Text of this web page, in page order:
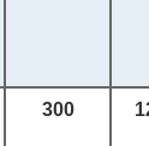
300